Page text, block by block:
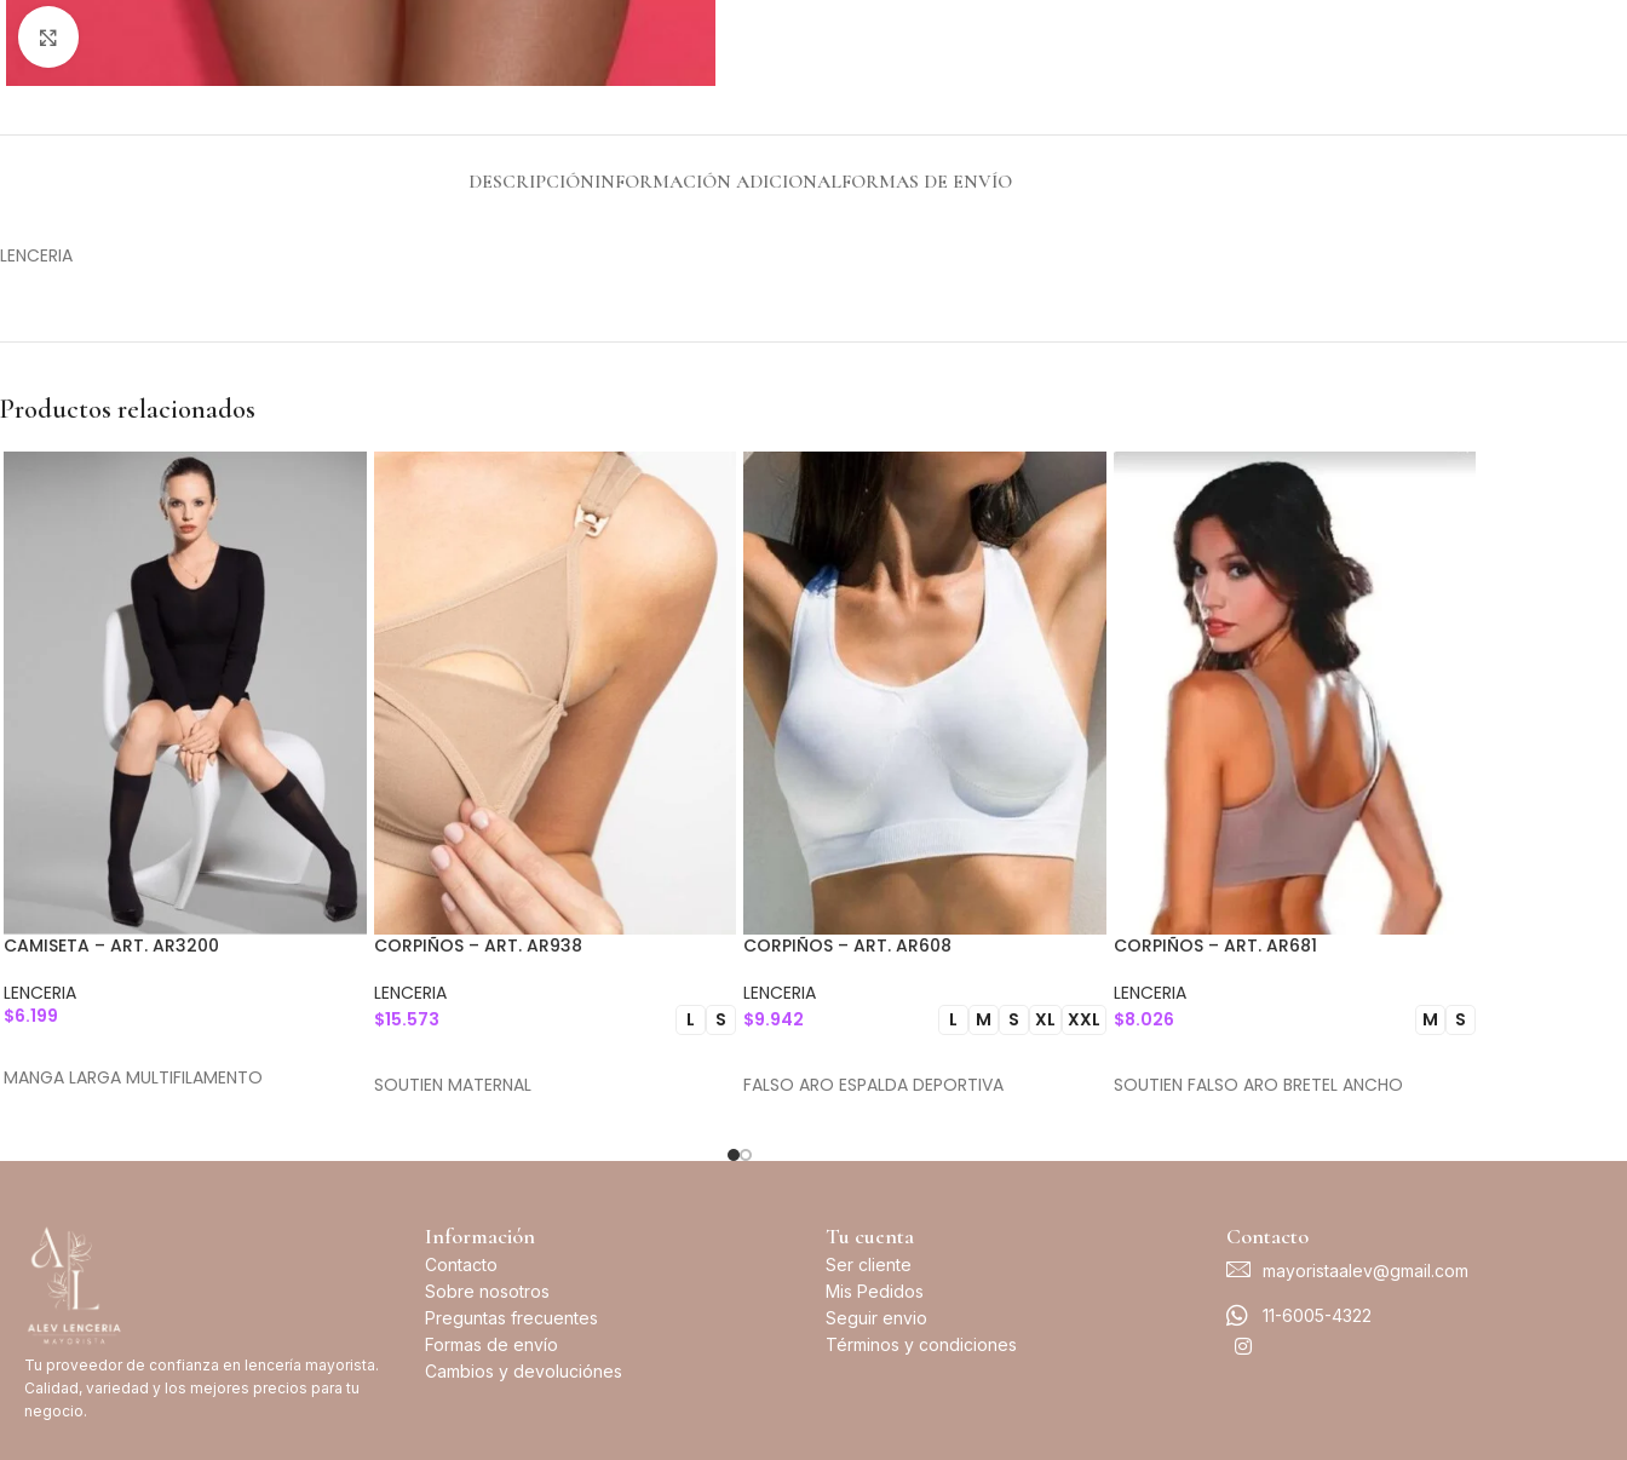
DESCRIPCIÓNINFORMACIÓN ADICIONALFORMAS DE ENVÍO
LENCERIA
Productos relacionados
CAMISETA – ART. AR3200
LENCERIA
$6.199
MANGA LARGA MULTIFILAMENTO
CORPIÑOS – ART. AR938
LENCERIA
$15.573 L S
SOUTIEN MATERNAL
CORPIÑOS – ART. AR608
LENCERIA
$9.942 L M S XL XXL
FALSO ARO ESPALDA DEPORTIVA
CORPIÑOS – ART. AR681
LENCERIA
$8.026 M S
SOUTIEN FALSO ARO BRETEL ANCHO
Tu proveedor de confianza en lencería mayorista.
Calidad, variedad y los mejores precios para tu
negocio.
Información
Contacto
Sobre nosotros
Preguntas frecuentes
Formas de envío
Cambios y devoluciónes
Tu cuenta
Ser cliente
Mis Pedidos
Seguir envio
Términos y condiciones
Contacto
mayoristaalev@gmail.com
11-6005-4322